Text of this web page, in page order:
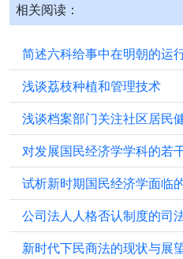
相关阅读：
简述六科给事中在明朝的运
浅谈荔枝种植和管理技术
浅谈档案部门关注社区居民
对发展国民经济学学科的若
试析新时期国民经济学面临
公司法人人格否认制度的司
新时代下民商法的现状与展